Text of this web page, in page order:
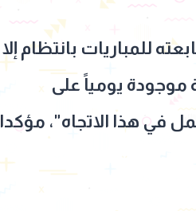
للمباريات بانتظام إلا
موجودة يومياً على
في هذا الاتجاه"، مؤكدا